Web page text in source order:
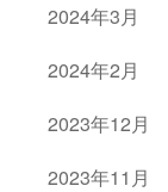
2024年3月
2024年2月
2023年12月
2023年11月